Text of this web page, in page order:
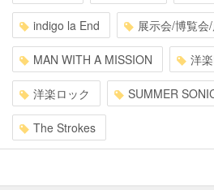
indigo la End 展示会/博覧会
MAN WITH A MISSION 洋
洋楽ロック SUMMER
The Strokes